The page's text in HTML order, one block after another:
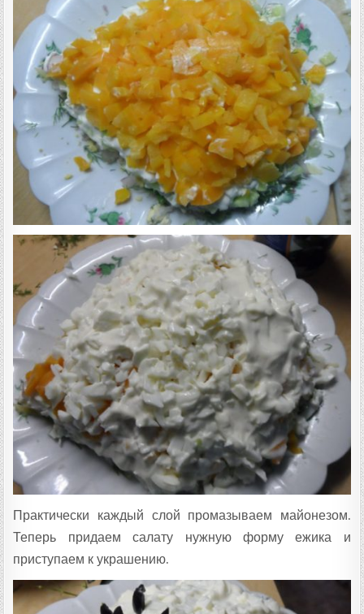
Практически каждый слой промазываем майонезом.
Теперь придаем салату нужную форму ежика и
приступаем к украшению.